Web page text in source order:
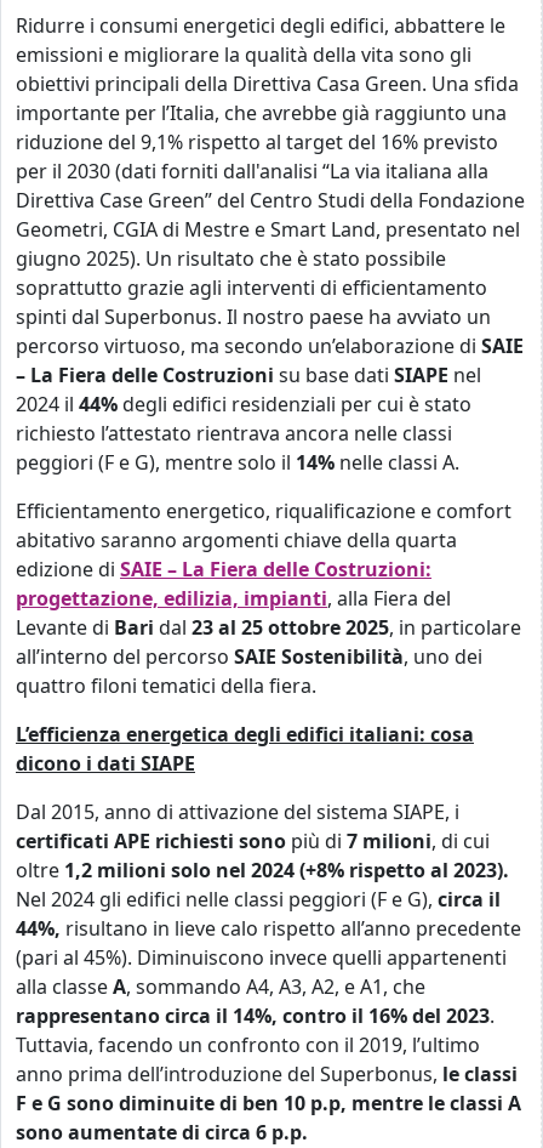
Ridurre i consumi energetici degli edifici, abbattere le
emissioni e migliorare la qualità della vita sono gli
obiettivi principali della Direttiva Casa Green. Una sfida
importante per l’Italia, che avrebbe già raggiunto una
riduzione del 9,1% rispetto al target del 16% previsto
per il 2030 (dati forniti dall'analisi “La via italiana alla
Direttiva Case Green” del Centro Studi della Fondazione
Geometri, CGIA di Mestre e Smart Land, presentato nel
giugno 2025). Un risultato che è stato possibile
soprattutto grazie agli interventi di efficientamento
spinti dal Superbonus. Il nostro paese ha avviato un
percorso virtuoso, ma secondo un’elaborazione di SAIE
– La Fiera delle Costruzioni su base dati SIAPE nel
2024 il 44%degli edifici residenziali per cui è stato
richiesto l’attestato rientrava ancora nelle classi
peggiori (F e G), mentre solo il 14% nelle classi A.
Efficientamento energetico, riqualificazione e comfort
abitativo saranno argomenti chiave della quarta
edizione di SAIE – La Fiera delle Costruzioni:
progettazione, edilizia, impianti, alla Fiera del
Levante di Bari dal 23 al 25 ottobre 2025, in particolare
all’interno del percorso SAIE Sostenibilità, uno dei
quattro filoni tematici della fiera.
L’efficienza energetica degli edifici italiani: cosa
dicono i dati SIAPE
Dal 2015, anno di attivazione del sistema SIAPE, i
certificati APE richiesti sono più di 7 milioni, di cui
oltre 1,2 milioni solo nel 2024 (+8% rispetto al 2023).
Nel 2024 gli edifici nelle classi peggiori (F e G), circa il
44%, risultano in lieve calo rispetto all’anno precedente
(pari al 45%). Diminuiscono invece quelli appartenenti
alla classeA, sommando A4, A3, A2, e A1, che
rappresentano circa il 14%, contro il 16% del 2023.
Tuttavia, facendo un confronto con il 2019, l’ultimo
anno prima dell’introduzione del Superbonus, le classi
F e G sono diminuite di ben 10 p.p, mentre le classi A
sono aumentate di circa 6 p.p.